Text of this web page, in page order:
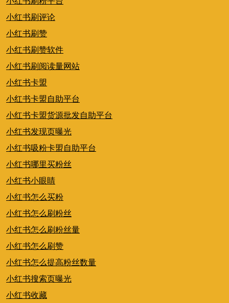
小红书刷评论
小红书刷赞
小红书刷赞软件
小红书刷阅读量网站
小红书卡盟
小红书卡盟自助平台
小红书卡盟货源批发自助平台
小红书发现页曝光
小红书吸粉卡盟自助平台
小红书哪里买粉丝
小红书小眼睛
小红书怎么买粉
小红书怎么刷粉丝
小红书怎么刷粉丝量
小红书怎么刷赞
小红书怎么提高粉丝数量
小红书搜索页曝光
小红书收藏